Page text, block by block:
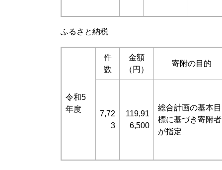
ふるさと納税
令和5
年度
件
数
金額
（円）
寄附の目的
7,72
3
119,91
6,500
総合計画の基本目
標に基づき寄附者
が指定